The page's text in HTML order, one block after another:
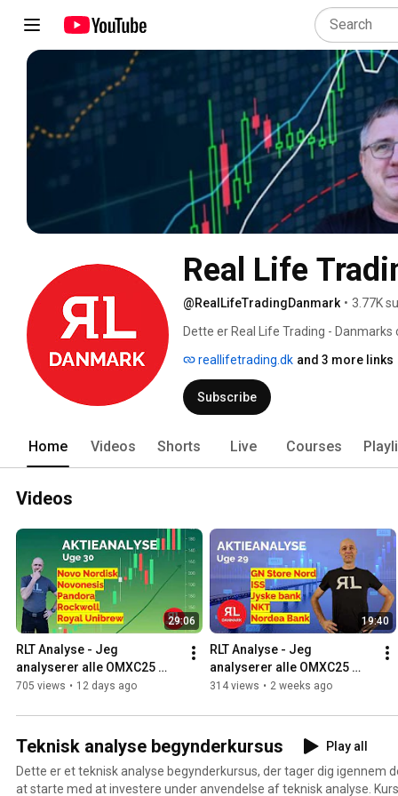
Real Life
@RealLifeTradingDanmark • 3.77K
Dette er Real Life Trading - Danmarks
reallifetrading.dk and 3 more links
Subscribe
Home Videos Shorts Live Courses
Videos
29:06
RLT Analyse - Jeg
analyserer alle OMXC25
aktierne i Juli!
705 views • 12 days ago
19:40
RLT Analyse - Jeg
analyserer alle OMXC25
aktierne i Juli!
314 views • 2 weeks ago
Teknisk analyse begynderkursus
Play all
Dette er et teknisk analyse begynderkursus, der tager dig igennem
at starte med at investere under anvendelse af teknisk analyse.